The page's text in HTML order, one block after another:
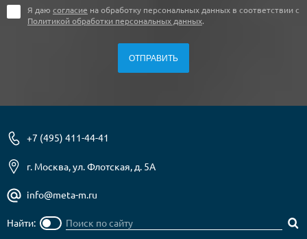
Я даю согласие на обработку персональных данных в соответствии с
Политикой обработки персональных данных.
+7 (495) 411-44-41
г. Москва, ул. Флотская, д. 5А
info@meta-m.ru
Найти: